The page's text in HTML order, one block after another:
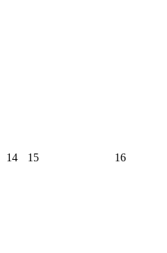
14 15 16